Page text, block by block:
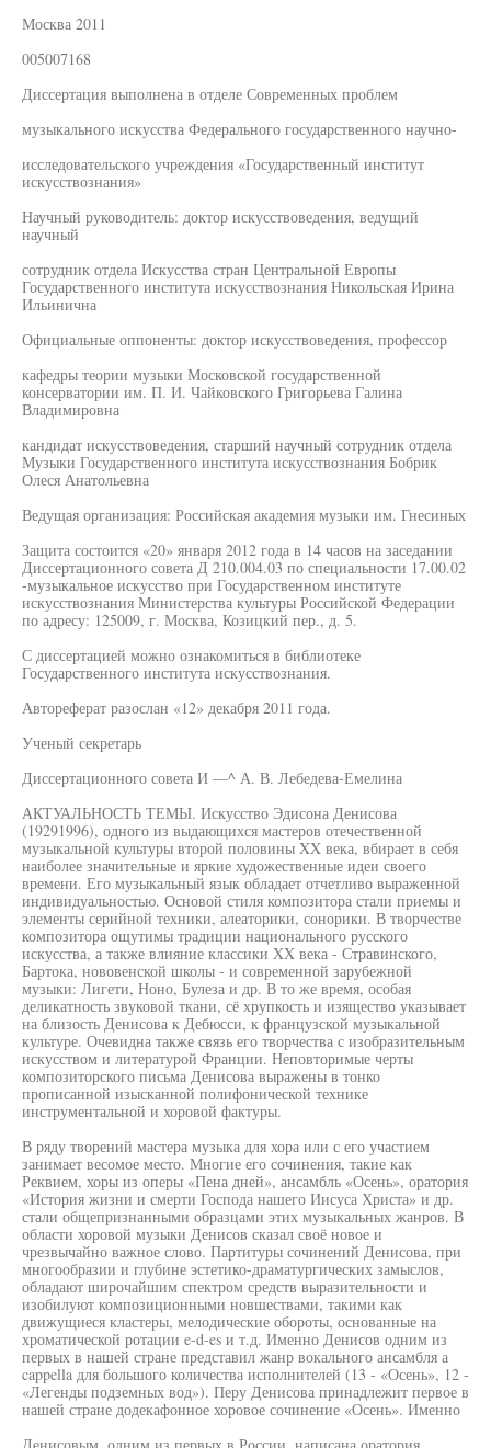
Москва 2011
005007168
Диссертация выполнена в отделе Современных проблем
музыкального искусства Федерального государственного научно-
исследовательского учреждения «Государственный институт
искусствознания»
Научный руководитель: доктор искусствоведения, ведущий
научный
сотрудник отдела Искусства стран Центральной Европы
Государственного института искусствознания Никольская Ирина
Ильинична
Официальные оппоненты: доктор искусствоведения, профессор
кафедры теории музыки Московской государственной
консерватории им. П. И. Чайковского Григорьева Галина
Владимировна
кандидат искусствоведения, старший научный сотрудник отдела
Музыки Государственного института искусствознания Бобрик
Олеся Анатольевна
Ведущая организация: Российская академия музыки им. Гнесиных
Защита состоится «20» января 2012 года в 14 часов на заседании
Диссертационного совета Д 210.004.03 по специальности 17.00.02
-музыкальное искусство при Государственном институте
искусствознания Министерства культуры Российской Федерации
по адресу: 125009, г. Москва, Козицкий пер., д. 5.
С диссертацией можно ознакомиться в библиотеке
Государственного института искусствознания.
Автореферат разослан «12» декабря 2011 года.
Ученый секретарь
Диссертационного совета И —^ А. В. Лебедева-Емелина
АКТУАЛЬНОСТЬ ТЕМЫ. Искусство Эдисона Денисова
(19291996), одного из выдающихся мастеров отечественной
музыкальной культуры второй половины XX века, вбирает в себя
наиболее значительные и яркие художественные идеи своего
времени. Его музыкальный язык обладает отчетливо выраженной
индивидуальностью. Основой стиля композитора стали приемы и
элементы серийной техники, алеаторики, сонорики. В творчестве
композитора ощутимы традиции национального русского
искусства, а также влияние классики XX века - Стравинского,
Бартока, нововенской школы - и современной зарубежной
музыки: Лигети, Ноно, Булеза и др. В то же время, особая
деликатность звуковой ткани, сё хрупкость и изящество указывает
на близость Денисова к Дебюсси, к французской музыкальной
культуре. Очевидна также связь его творчества с изобразительным
искусством и литературой Франции. Неповторимые черты
композиторского письма Денисова выражены в тонко
прописанной изысканной полифонической технике
инструментальной и хоровой фактуры.
В ряду творений мастера музыка для хора или с его участием
занимает весомое место. Многие его сочинения, такие как
Реквием, хоры из оперы «Пена дней», ансамбль «Осень», оратория
«История жизни и смерти Господа нашего Иисуса Христа» и др.
стали общепризнанными образцами этих музыкальных жанров. В
области хоровой музыки Денисов сказал своё новое и
чрезвычайно важное слово. Партитуры сочинений Денисова, при
многообразии и глубине эстетико-драматургических замыслов,
обладают широчайшим спектром средств выразительности и
изобилуют композиционными новшествами, такими как
движущиеся кластеры, мелодические обороты, основанные на
хроматической ротации e-d-es и т.д. Именно Денисов одним из
первых в нашей стране представил жанр вокального ансамбля а
cappella для большого количества исполнителей (13 - «Осень», 12 -
«Легенды подземных вод»). Перу Денисова принадлежит первое в
нашей стране додекафонное хоровое сочинение «Осень». Именно